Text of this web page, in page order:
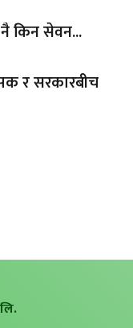
किन सेवन...
र सरकारबीच